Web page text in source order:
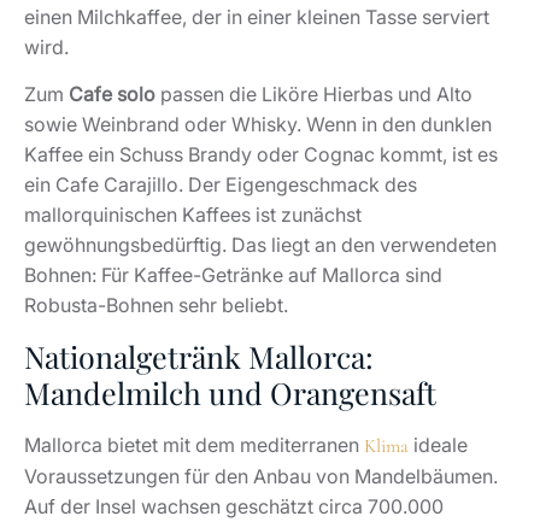
einen Milchkaffee, der in einer kleinen Tasse serviert
wird.
Zum Cafe solo passen die Liköre Hierbas und Alto
sowie Weinbrand oder Whisky. Wenn in den dunklen
Kaffee ein Schuss Brandy oder Cognac kommt, ist es
ein Cafe Carajillo. Der Eigengeschmack des
mallorquinischen Kaffees ist zunächst
gewöhnungsbedürftig. Das liegt an den verwendeten
Bohnen: Für Kaffee-Getränke auf Mallorca sind
Robusta-Bohnen sehr beliebt.
Nationalgetränk Mallorca:
Mandelmilch und Orangensaft
Mallorca bietet mit dem mediterranen Klima ideale
Voraussetzungen für den Anbau von Mandelbäumen.
Auf der Insel wachsen geschätzt circa 700.000